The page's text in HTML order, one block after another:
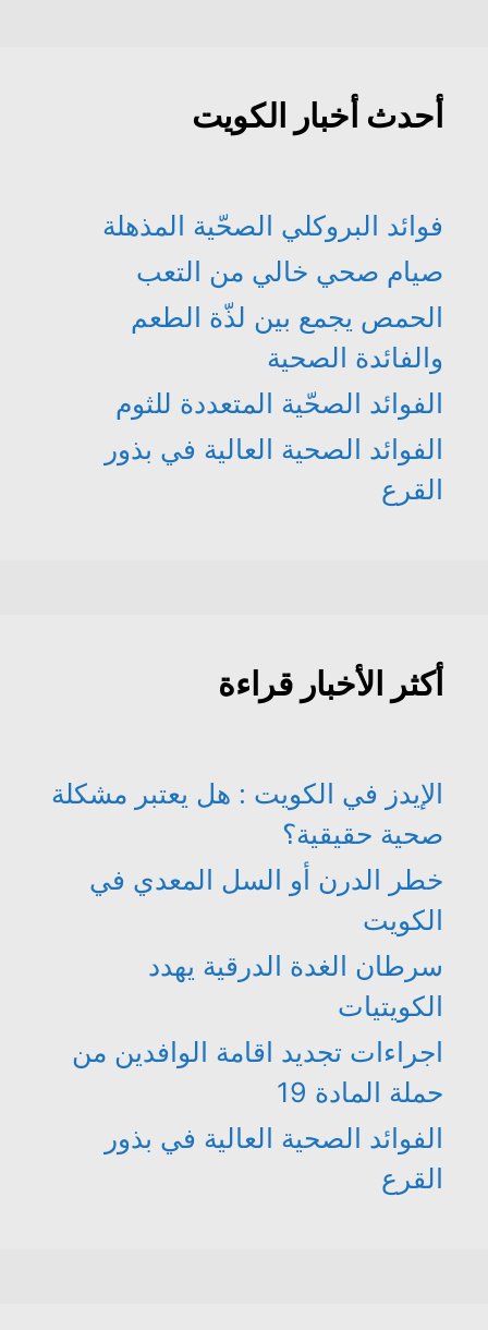
أحدث أخبار الكويت
فوائد البروكلي الصحّية المذهلة
صيام صحي خالي من التعب
الحمص يجمع بين لذّة الطعم
والفائدة الصحية
الفوائد الصحّية المتعددة للثوم
الفوائد الصحية العالية في بذور
القرع
أكثر الأخبار قراءة
الإيدز في الكويت : هل يعتبر مشكلة
صحية حقيقية؟
خطر الدرن أو السل المعدي في
الكويت
سرطان الغدة الدرقية يهدد
الكويتيات
اجراءات تجديد اقامة الوافدين من
حملة المادة 19
الفوائد الصحية العالية في بذور
القرع